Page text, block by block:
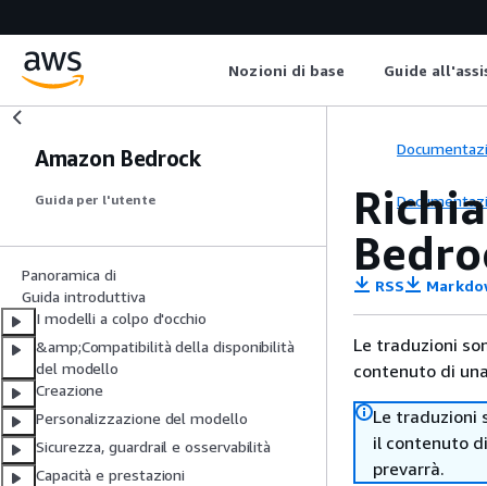
Nozioni di base Guide
Amazon Bedrock
Guida per l'utente
Panoramica di
Guida introduttiva
I modelli a colpo d'occhio
&amp;Compatibilità della disponibilità
del modello
Creazione
Personalizzazione del modello
Sicurezza, guardrail e osservabilità
Capacità e prestazioni
RSS
Le traduzioni
contenuto di
Le traduzioni
il contenuto
prevarrà.